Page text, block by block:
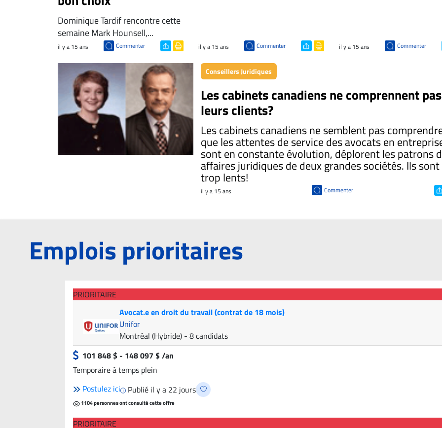
Dominique Tardif rencontre cette
semaine Mark Hounsell,...
il y a 15 ans Commenter il y a 15 ans Commenter il y a 15 ans Commenter
Conseillers Juridiques
Les cabinets canadiens ne comprennent pas
leurs clients?
Les cabinets canadiens ne semblent pas
que les attentes de service des avocats en
sont en constante évolution, déplorent les patrons
affaires juridiques de deux grandes sociétés. Ils sont
trop lents!
il y a 15 ans Commenter
Emplois prioritaires
PRIORITAIRE
Avocat.e en droit du travail (contrat de 18 mois)
Unifor
Montréal (Hybride) - 8 candidats
101 848 $ - 148 097 $ /an
Temporaire à temps plein
Postulez ici
Publié il y a 22 jours
1104 personnes ont consulté cette offre
PRIORITAIRE